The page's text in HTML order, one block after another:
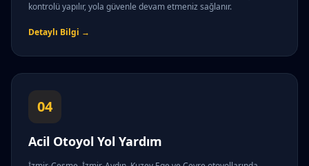
kontrolü yapılır, yola güvenle devam etmeniz sağlanır.
Detaylı Bilgi →
04
Acil Otoyol Yol Yardım